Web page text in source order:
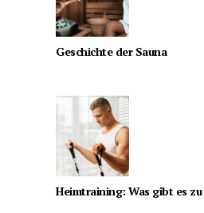
Geschichte der Sauna
Heimtraining: Was gibt es